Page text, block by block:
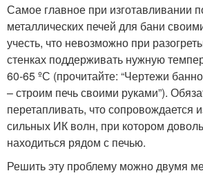
Самое главное при изготавливании
металлических печей для бани
учесть, что невозможно при
стенках поддерживать нужную
60-65 ºС (прочитайте: “Чертежи
– строим печь своими руками”).
перетапливать, что сопровождается
сильных ИК волн, при котором
находиться рядом с печью.
Решить эту проблему можно двумя